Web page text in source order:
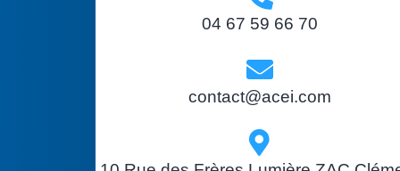
04 67 59 66 70
contact@acei.com